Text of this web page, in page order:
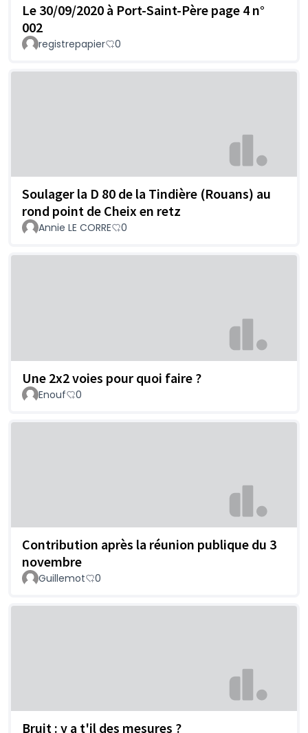
Le 30/09/2020 à Port-Saint-Père page 4 n°
002
registrepapier 0
Soulager la D 80 de la Tindière (Rouans) au
rond point de Cheix en retz
Annie LE CORRE 0
Une 2x2 voies pour quoi faire ?
Enouf 0
Contribution après la réunion publique du 3
novembre
Guillemot 0
Bruit : y a t'il des mesures ?